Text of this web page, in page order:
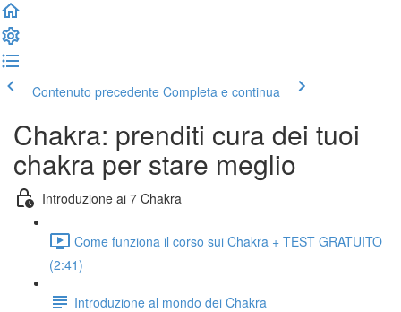
Contenuto precedente Completa e continua
Chakra: prenditi cura dei tuoi
chakra per stare meglio
Introduzione ai 7 Chakra
Come funziona il corso sui Chakra + TEST GRATUITO
(2:41)
Introduzione al mondo dei Chakra